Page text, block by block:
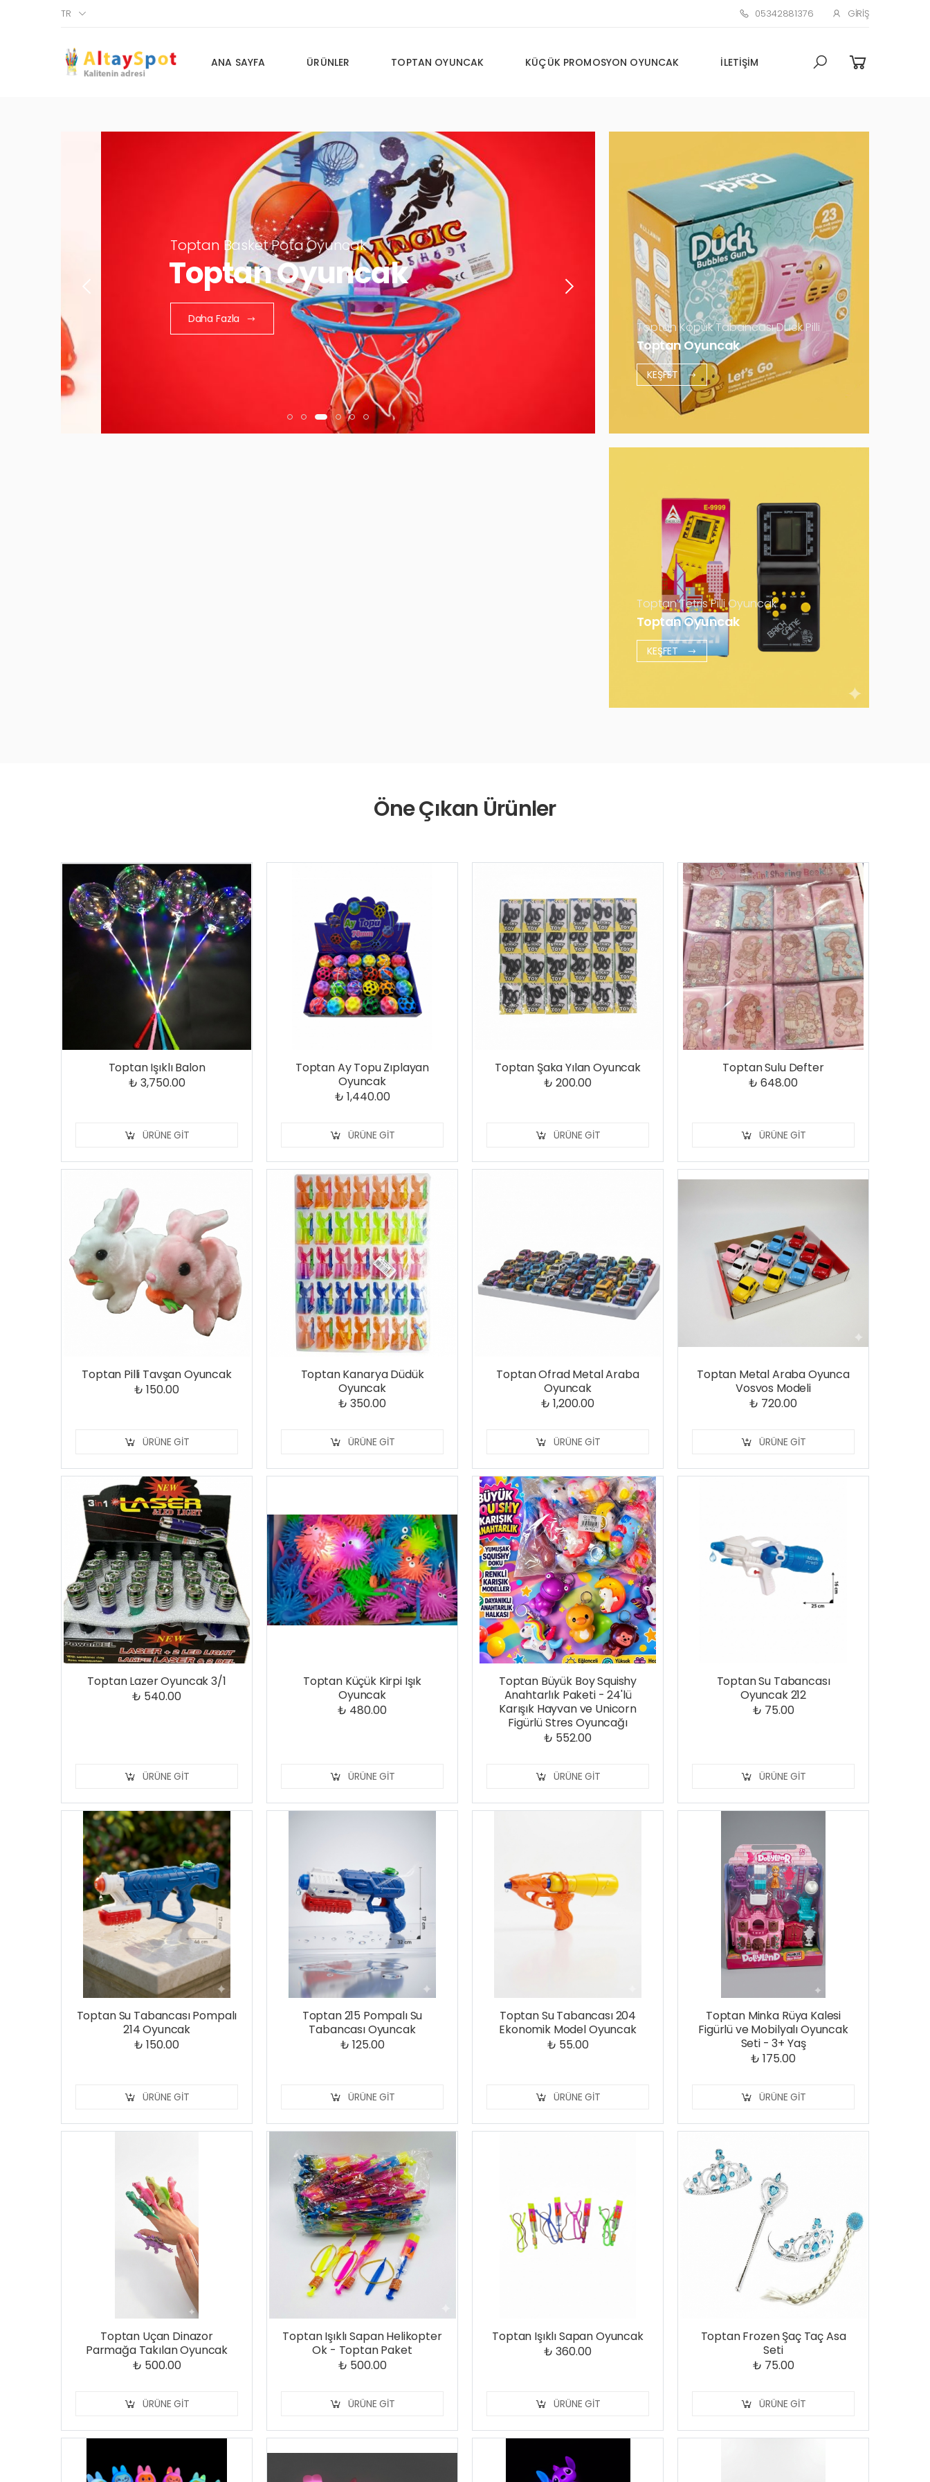
TR 05342881376 GIRIŞ
ANA SAYFA ÜRÜNLER TOPTAN OYUNCAK KÜÇÜK PROMOSYON OYUNCAK İLETIŞIM
Toptan Basket Pota Oyuncak
Toptan Oyuncak
Daha Fazla
Toptan Oyuncak Çim adam
Küçük
Daha Fazla
Toptan Köpük Tabancası Duck Pilli
Toptan Oyuncak
KEŞFET
Toptan Tetris Pilli Oyuncak
Toptan Oyuncak
KEŞFET
Öne Çıkan Ürünler
Toptan Işıklı Balon
₺ 3,750.00
ÜRÜNE GIT
Toptan Ay Topu Zıplayan
Oyuncak
₺ 1,440.00
ÜRÜNE GIT
Toptan Şaka Yılan Oyuncak
₺ 200.00
ÜRÜNE GIT
Toptan Sulu Defter
₺ 648.00
ÜRÜNE GIT
Toptan Pilli Tavşan Oyuncak
₺ 150.00
ÜRÜNE GIT
Toptan Kanarya Düdük
Oyuncak
₺ 350.00
ÜRÜNE GIT
Toptan Ofrad Metal Araba
Oyuncak
₺ 1,200.00
ÜRÜNE GIT
Toptan Metal Araba Oyunca
Vosvos Modeli
₺ 720.00
ÜRÜNE GIT
Toptan Lazer Oyuncak 3/1
₺ 540.00
ÜRÜNE GIT
Toptan Küçük Kirpi Işık
Oyuncak
₺ 480.00
ÜRÜNE GIT
Toptan Büyük Boy Squishy
Anahtarlık Paketi - 24'lü
Karışık Hayvan ve Unicorn
Figürlü Stres Oyuncağı
₺ 552.00
ÜRÜNE GIT
Toptan Su Tabancası
Oyuncak 212
₺ 75.00
ÜRÜNE GIT
Toptan Su Tabancası Pompalı
214 Oyuncak
₺ 150.00
ÜRÜNE GIT
Toptan 215 Pompalı Su
Tabancası Oyuncak
₺ 125.00
ÜRÜNE GIT
Toptan Su Tabancası 204
Ekonomik Model Oyuncak
₺ 55.00
ÜRÜNE GIT
Toptan Minka Rüya Kalesi
Figürlü ve Mobilyalı Oyuncak
Seti - 3+ Yaş
₺ 175.00
ÜRÜNE GIT
Toptan Uçan Dinazor
Parmağa Takılan Oyuncak
₺ 500.00
ÜRÜNE GIT
Toptan Işıklı Sapan Helikopter
Ok - Toptan Paket
₺ 500.00
ÜRÜNE GIT
Toptan Işıklı Sapan Oyuncak
₺ 360.00
ÜRÜNE GIT
Toptan Frozen Şaç Taç Asa
Seti
₺ 75.00
ÜRÜNE GIT